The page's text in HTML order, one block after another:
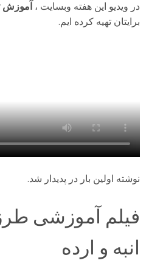
در ویدیو این هفته وبسایت ، آموزش
برایتان تهیه کرده ایم.
نوشته اولین بار در پدیدار شد.
فیلم آموزشی
انبه و ارده